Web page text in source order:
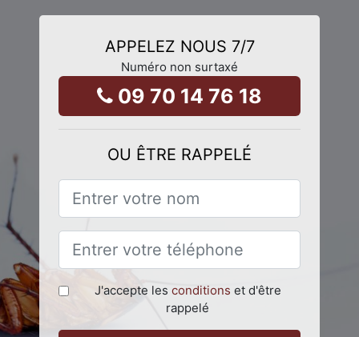
APPELEZ NOUS 7/7
Numéro non surtaxé
09 70 14 76 18
OU ÊTRE RAPPELÉ
J'accepte les conditions et d'être
rappelé